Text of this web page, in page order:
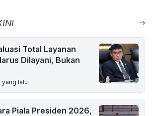
Total Layanan
Dilayani, Bukan
yang lalu
Piala Presiden 2026,